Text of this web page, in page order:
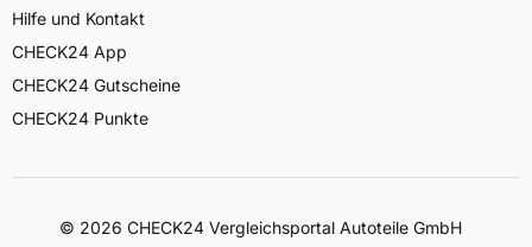
Hilfe und Kontakt
CHECK24 App
CHECK24 Gutscheine
CHECK24 Punkte
© 2026 CHECK24 Vergleichsportal Autoteile GmbH